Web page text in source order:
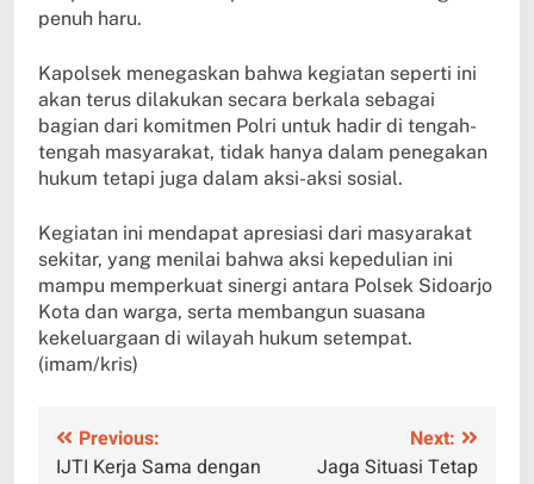
penuh haru.
Kapolsek menegaskan bahwa kegiatan seperti ini
akan terus dilakukan secara berkala sebagai
bagian dari komitmen Polri untuk hadir di tengah-
tengah masyarakat, tidak hanya dalam penegakan
hukum tetapi juga dalam aksi-aksi sosial.
Kegiatan ini mendapat apresiasi dari masyarakat
sekitar, yang menilai bahwa aksi kepedulian ini
mampu memperkuat sinergi antara Polsek Sidoarjo
Kota dan warga, serta membangun suasana
kekeluargaan di wilayah hukum setempat.
(imam/kris)
Navigasi
Previous:
IJTI Kerja Sama dengan
Next:
Jaga Situasi Tetap